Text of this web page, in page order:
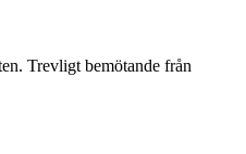
Trevligt bemötande från